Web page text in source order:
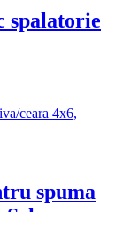
spalatorie
spuma